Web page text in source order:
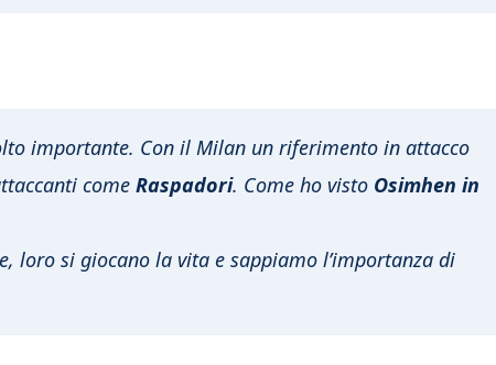
importante. Con il Milan un riferimento in attacco
come Raspadori. Come ho visto Osimhen in
loro si giocano la vita e sappiamo l’importanza di